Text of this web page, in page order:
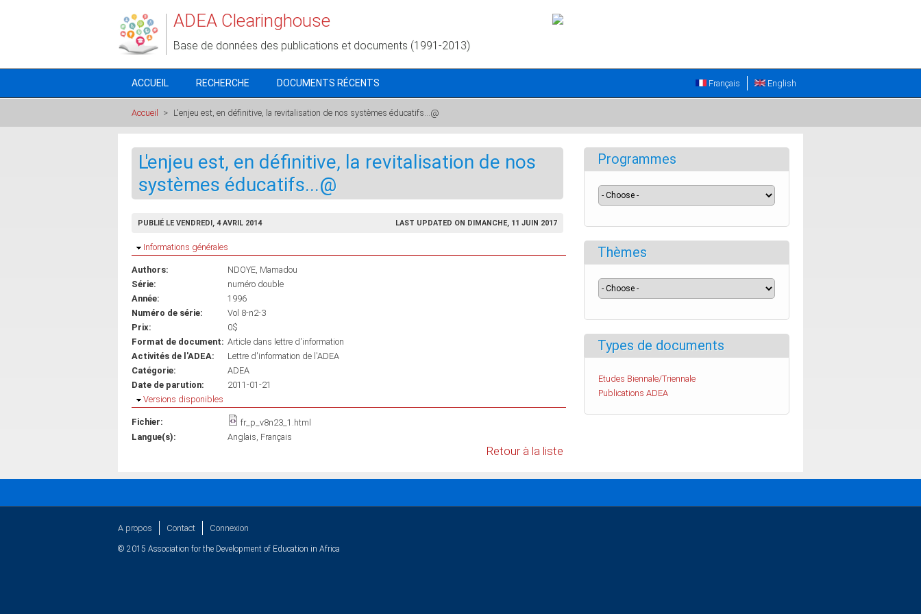
ADEA Clearinghouse
Base de données des publications et documents (1991-2013)
ACCUEIL RECHERCHE DOCUMENTS RÉCENTS English
Français
Accueil > L'enjeu est, en définitive, la revitalisation de nos systèmes éducatifs...@
L'enjeu est, en définitive, la revitalisation de nos
systèmes éducatifs...@
PUBLIÉ LE VENDREDI, 4 AVRIL 2014 LAST UPDATED ON DIMANCHE, 11 JUIN 2017
Masquer
Informations générales
Authors:
NDOYE, Mamadou
Série:
numéro double
Année:
1996
Numéro de série:
Vol 8-n2-3
Prix:
0$
Format de document: Article dans lettre d'information
Activités de l'ADEA:
Lettre d'information de l'ADEA
Catégorie:
ADEA
Date de parution:
2011-01-21
Masquer
Versions disponibles
Fichier:
fr_p_v8n23_1.html
Langue(s):
Anglais Français
Retour à la liste
Programmes
Thèmes
Types de documents
Etudes Biennale/Triennale
Publications ADEA
A propos Contact Connexion
© 2015 Association for the Development of Education in Africa